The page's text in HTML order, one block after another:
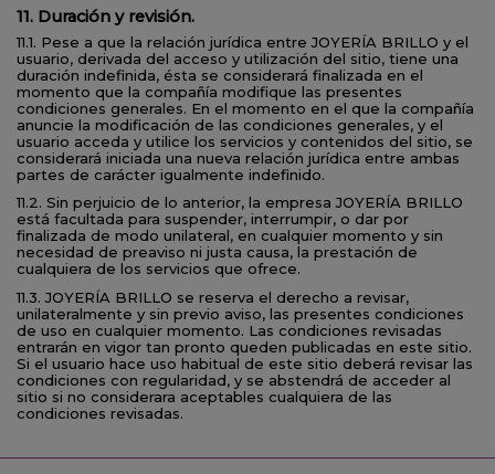
11. Duración y revisión.
11.1. Pese a que la relación jurídica entre JOYERÍA BRILLO y el
usuario, derivada del acceso y utilización del sitio, tiene una
duración indefinida, ésta se considerará finalizada en el
momento que la compañía modifique las presentes
condiciones generales. En el momento en el que la compañía
anuncie la modificación de las condiciones generales, y el
usuario acceda y utilice los servicios y contenidos del sitio, se
considerará iniciada una nueva relación jurídica entre ambas
partes de carácter igualmente indefinido.
11.2. Sin perjuicio de lo anterior, la empresa JOYERÍA BRILLO
está facultada para suspender, interrumpir, o dar por
finalizada de modo unilateral, en cualquier momento y sin
necesidad de preaviso ni justa causa, la prestación de
cualquiera de los servicios que ofrece.
11.3. JOYERÍA BRILLO se reserva el derecho a revisar,
unilateralmente y sin previo aviso, las presentes condiciones
de uso en cualquier momento. Las condiciones revisadas
entrarán en vigor tan pronto queden publicadas en este sitio.
Si el usuario hace uso habitual de este sitio deberá revisar las
condiciones con regularidad, y se abstendrá de acceder al
sitio si no considerara aceptables cualquiera de las
condiciones revisadas.